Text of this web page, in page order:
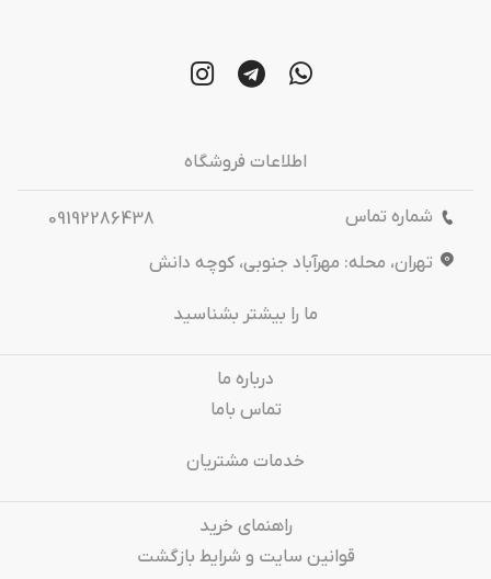
اطلاعات فروشگاه
شماره تماس
09192286438
تهران، محله: مهرآباد جنوبی، کوچه دانش
ما را بیشتر بشناسید
درباره‌ ما
تماس باما
خدمات مشتریان
راهنمای خرید
قوانین سایت و شرایط بازگشت